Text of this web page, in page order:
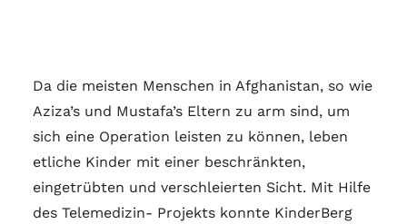
Da die meisten Menschen in Afghanistan, so wie
Aziza’s und Mustafa’s Eltern zu arm sind, um
sich eine Operation leisten zu können, leben
etliche Kinder mit einer beschränkten,
eingetrübten und verschleierten Sicht. Mit Hilfe
des Telemedizin- Projekts konnte KinderBerg